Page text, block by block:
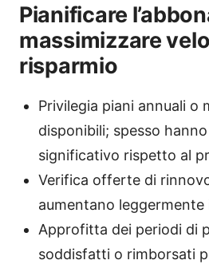
Pianificare
massimizzare
risparmio
Privilegia piani annuali o
disponibili; spesso
significativo rispetto al
Verifica offerte di
aumentano
Approfitta dei periodi di
soddisfatti o rimborsati